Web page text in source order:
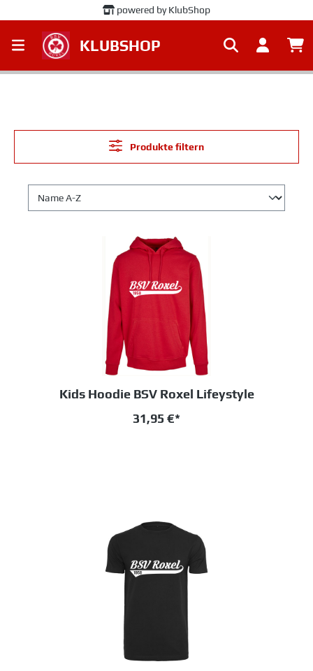
powered by KlubShop
KLUBSHOP
Produkte filtern
Kids Hoodie BSV Roxel Lifeystyle
31,95 €*